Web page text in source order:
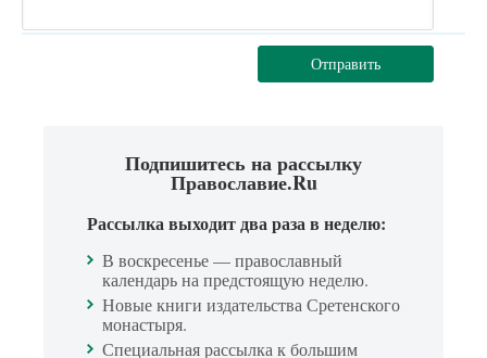
Отправить
Подпишитесь на рассылку
Православие.Ru
Рассылка выходит два раза в неделю:
В воскресенье — православный
календарь на предстоящую неделю.
Новые книги издательства Сретенского
монастыря.
Специальная рассылка к большим